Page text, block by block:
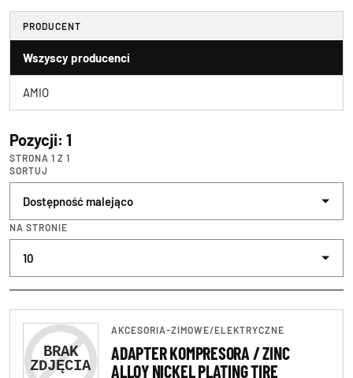
Pozycji: 1
STRONA 1 Z 1
SORTUJ
NA STRONIE
AKCESORIA-ZIMOWE/ELEKTRYCZNE
ADAPTER KOMPRESORA / ZINC
ALLOY NICKEL PLATING TIRE
Tekstylne łańcuchy ś
PRODUCENT
Wszyscy producenci
AMIO